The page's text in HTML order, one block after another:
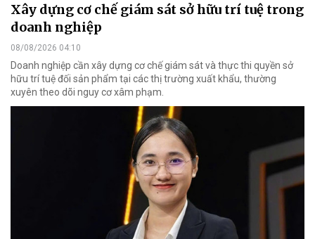
Xây dựng cơ chế giám sát sở hữu trí tuệ trong
doanh nghiệp
08/08/2026 04:10
Doanh nghiệp cần xây dựng cơ chế giám sát và thực thi quyền sở
hữu trí tuệ đối sản phẩm tại các thị trường xuất khẩu, thường
xuyên theo dõi nguy cơ xâm phạm.